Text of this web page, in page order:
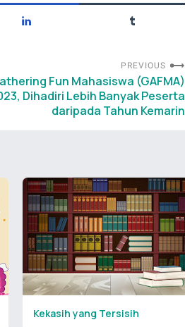
PREVIOUS
Fun Mahasiswa (GAFMA)
Dihadiri Lebih Banyak Peserta
daripada Tahun Kemarin
Kekasih yang Tersisih